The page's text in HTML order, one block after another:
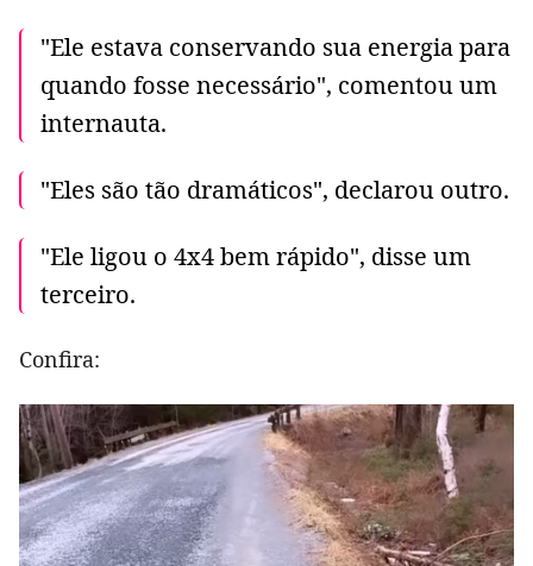
"Ele estava conservando sua energia para
quando fosse necessário", comentou um
internauta.
"Eles são tão dramáticos", declarou outro.
"Ele ligou o 4x4 bem rápido", disse um
terceiro.
Confira: